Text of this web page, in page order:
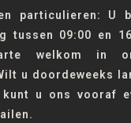
particulieren: U
tussen 09:00 en
welkom in
u doordeweeks
kunt u ons vooraf